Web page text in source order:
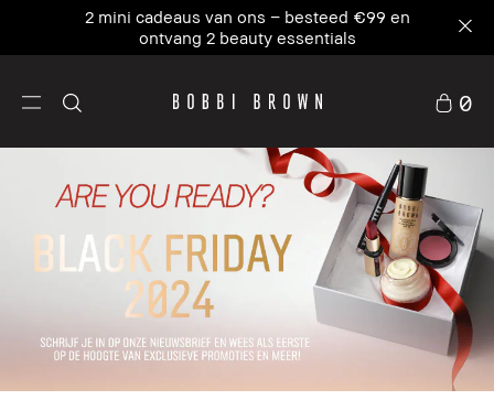
2 mini cadeaus van ons – besteed €99 en
ontvang 2 beauty essentials
0